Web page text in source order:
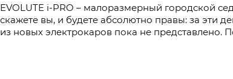
EVOLUTE i‑PRO – малоразмерный городской
скажете вы, и будете абсолютно правы: за эти
из новых электрокаров пока не представлено.